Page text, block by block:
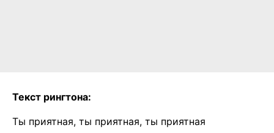
Текст рингтона:
Ты приятная, ты приятная, ты приятная